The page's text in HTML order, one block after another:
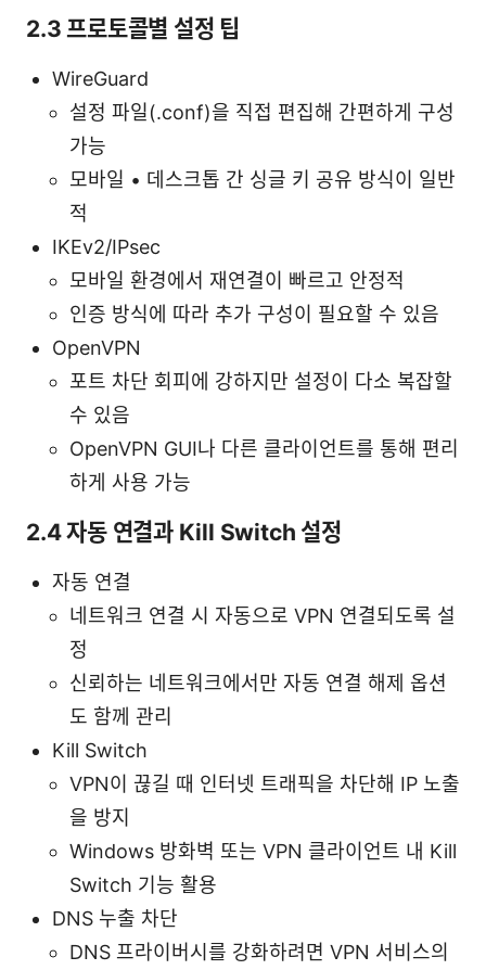
2.3 프로토콜별 설정 팁
WireGuard
설정 파일(.conf)을 직접 편집해 간편하게 구성
가능
모바일 • 데스크톱 간 싱글 키 공유 방식이 일반
적
IKEv2/IPsec
모바일 환경에서 재연결이 빠르고 안정적
인증 방식에 따라 추가 구성이 필요할 수 있음
OpenVPN
포트 차단 회피에 강하지만 설정이 다소 복잡할
수 있음
OpenVPN GUI나 다른 클라이언트를 통해 편리
하게 사용 가능
2.4 자동 연결과 Kill Switch 설정
자동 연결
네트워크 연결 시 자동으로 VPN 연결되도록 설
정
신뢰하는 네트워크에서만 자동 연결 해제 옵션
도 함께 관리
Kill Switch
VPN이 끊길 때 인터넷 트래픽을 차단해 IP 노출
을 방지
Windows 방화벽 또는 VPN 클라이언트 내 Kill
Switch 기능 활용
DNS 누출 차단
DNS 프라이버시를 강화하려면 VPN 서비스의